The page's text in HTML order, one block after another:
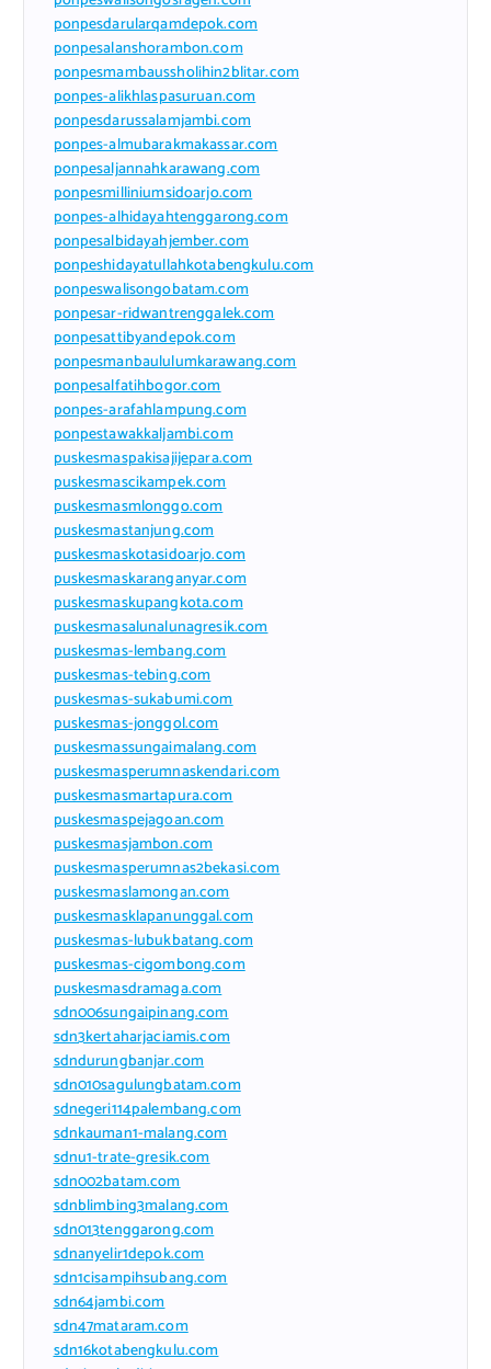
ponpesdarularqamdepok.com
ponpesalanshorambon.com
ponpesmambaussholihin2blitar.com
ponpes-alikhlaspasuruan.com
ponpesdarussalamjambi.com
ponpes-almubarakmakassar.com
ponpesaljannahkarawang.com
ponpesmilliniumsidoarjo.com
ponpes-alhidayahtenggarong.com
ponpesalbidayahjember.com
ponpeshidayatullahkotabengkulu.com
ponpeswalisongobatam.com
ponpesar-ridwantrenggalek.com
ponpesattibyandepok.com
ponpesmanbaululumkarawang.com
ponpesalfatihbogor.com
ponpes-arafahlampung.com
ponpestawakkaljambi.com
puskesmaspakisajijepara.com
puskesmascikampek.com
puskesmasmlonggo.com
puskesmastanjung.com
puskesmaskotasidoarjo.com
puskesmaskaranganyar.com
puskesmaskupangkota.com
puskesmasalunalunagresik.com
puskesmas-lembang.com
puskesmas-tebing.com
puskesmas-sukabumi.com
puskesmas-jonggol.com
puskesmassungaimalang.com
puskesmasperumnaskendari.com
puskesmasmartapura.com
puskesmaspejagoan.com
puskesmasjambon.com
puskesmasperumnas2bekasi.com
puskesmaslamongan.com
puskesmasklapanunggal.com
puskesmas-lubukbatang.com
puskesmas-cigombong.com
puskesmasdramaga.com
sdn006sungaipinang.com
sdn3kertaharjaciamis.com
sdndurungbanjar.com
sdn010sagulungbatam.com
sdnegeri114palembang.com
sdnkauman1-malang.com
sdnu1-trate-gresik.com
sdn002batam.com
sdnblimbing3malang.com
sdn013tenggarong.com
sdnanyelir1depok.com
sdn1cisampihsubang.com
sdn64jambi.com
sdn47mataram.com
sdn16kotabengkulu.com